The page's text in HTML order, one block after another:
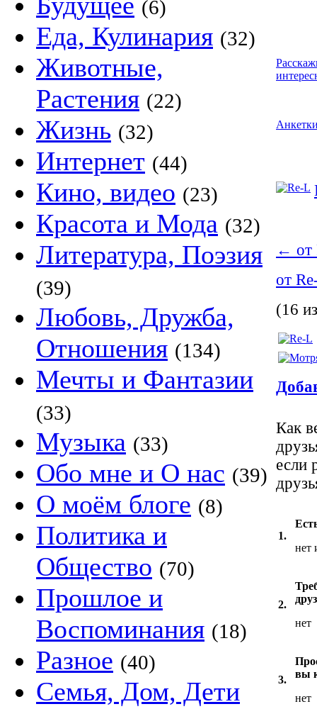
(6)
Еда, Кулинария (32)
Животные,
Растения (22)
Жизнь (32)
Интернет (44)
Кино, видео (23)
Красота и Мода (32)
Литература, Поэзия
(39)
Любовь, Дружба,
Отношения (134)
Мечты и Фантазии
(33)
Музыка (33)
Обо мне и О нас (39)
О моём блоге (8)
Политика и
Общество (70)
Прошлое и
Воспоминания (18)
Разное (40)
Семья, Дом, Дети
← от
от
(16
Как
если
1.
нет
2.
нет
3.
вы
нет